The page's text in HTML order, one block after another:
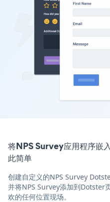
将NPS Survey应用程序嵌
此简单
创建自定义的NPS Survey
并将NPS Survey添加到Dotster
欢的任何位置现场。